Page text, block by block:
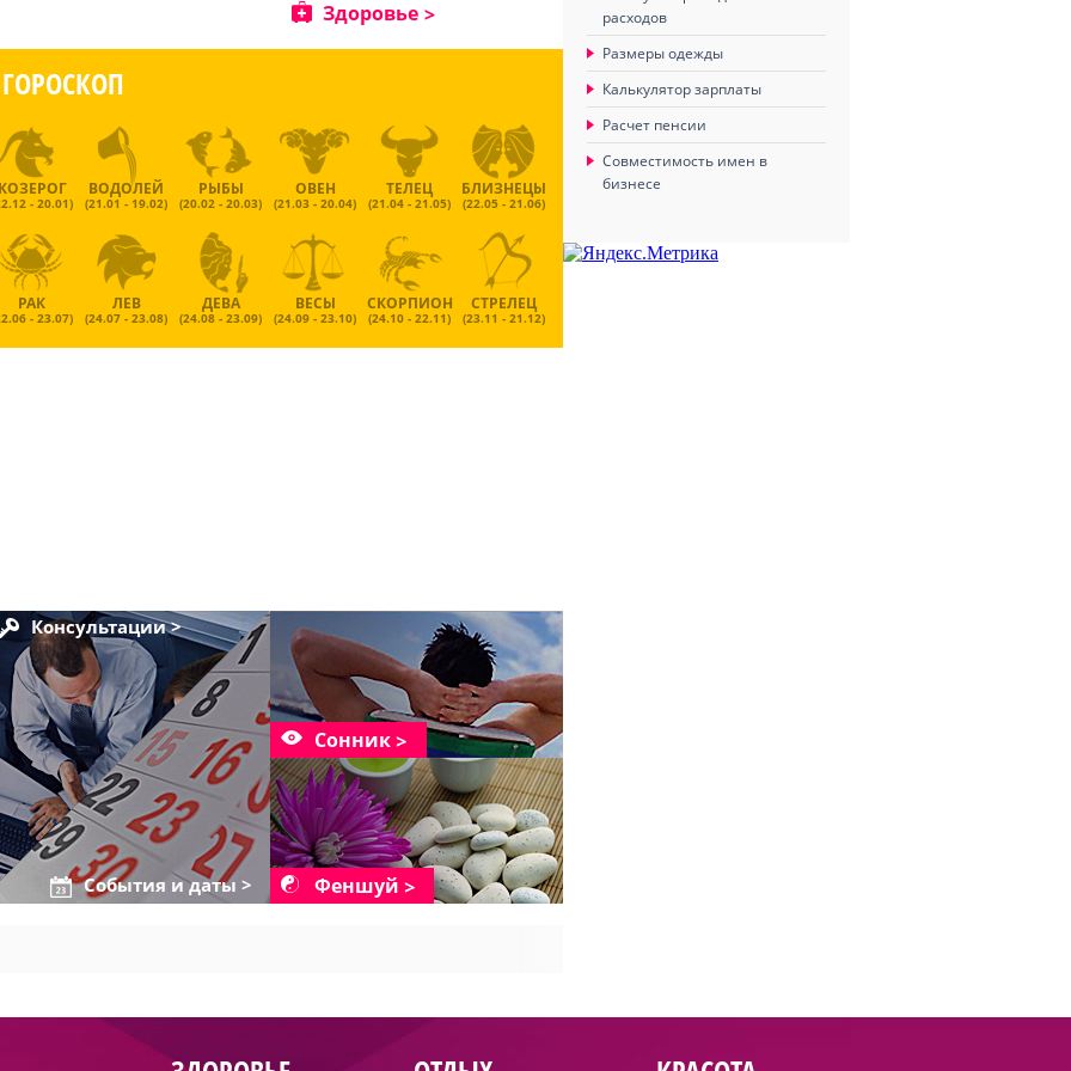
Здоровье
ГОРОСКОП
- 20.01)
ВОДОЛЕЙ
(21.01 - 19.02)
РЫБЫ
(20.02 - 20.03)
ОВЕН
(21.03 - 20.04)
ТЕЛЕЦ
(21.04 - 21.05)
БЛИЗНЕЦЫ
(22.05 - 21.06)
РАК
- 23.07)
ЛЕВ
(24.07 - 23.08)
ДЕВА
(24.08 - 23.09)
ВЕСЫ
(24.09 - 23.10)
СКОРПИОН
(24.10 - 22.11)
СТРЕЛЕЦ
(23.11 - 21.12)
Консультации >
События и даты >
Сонник
Феншуй
расходов
Размеры одежды
Калькулятор зарплаты
Расчет пенсии
Совместимость имен в
бизнесе